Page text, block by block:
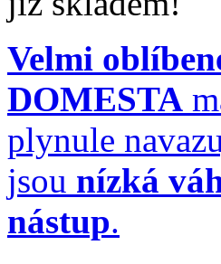
Velmi
DOMESTA
plynule
jsou nízká
nástup.